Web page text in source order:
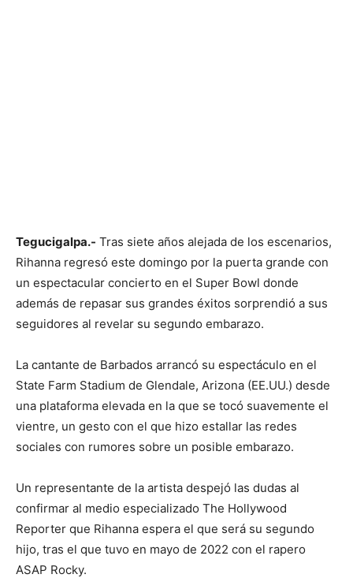
Tegucigalpa.- Tras siete años alejada de los escenarios,
Rihanna regresó este domingo por la puerta grande con
un espectacular concierto en el Super Bowl donde
además de repasar sus grandes éxitos sorprendió a sus
seguidores al revelar su segundo embarazo.
La cantante de Barbados arrancó su espectáculo en el
State Farm Stadium de Glendale, Arizona (EE.UU.) desde
una plataforma elevada en la que se tocó suavemente el
vientre, un gesto con el que hizo estallar las redes
sociales con rumores sobre un posible embarazo.
Un representante de la artista despejó las dudas al
confirmar al medio especializado The Hollywood
Reporter que Rihanna espera el que será su segundo
hijo, tras el que tuvo en mayo de 2022 con el rapero
ASAP Rocky.